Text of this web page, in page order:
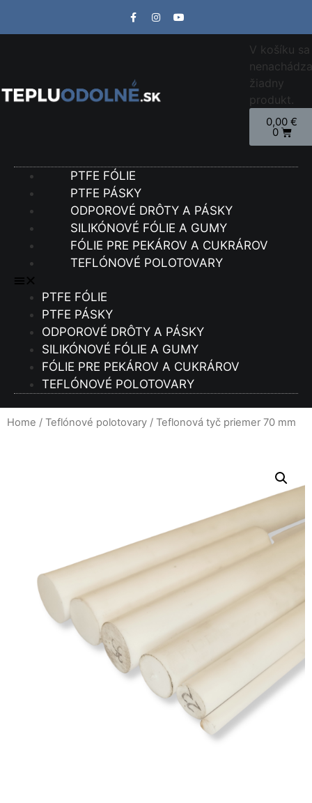
V košíku sa
žiadny
produkt.
0,00€
0
PTFE FÓLIE
PTFE PÁSKY
ODPOROVÉ DRÔTY A PÁSKY
SILIKÓNOVÉ FÓLIE A GUMY
FÓLIE PRE PEKÁROV A CUKRÁROV
TEFLÓNOVÉ POLOTOVARY
PTFE FÓLIE
PTFE PÁSKY
ODPOROVÉ DRÔTY A PÁSKY
SILIKÓNOVÉ FÓLIE A GUMY
FÓLIE PRE PEKÁROV A CUKRÁROV
TEFLÓNOVÉ POLOTOVARY
Home / Teflónové polotovary / Teflonová tyč priemer 70 mm